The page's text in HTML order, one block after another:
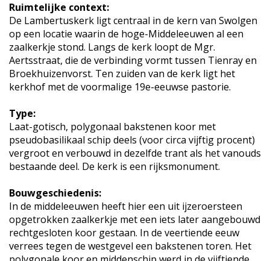
Ruimtelijke context:
De Lambertuskerk ligt centraal in de kern van Swolgen
op een locatie waarin de hoge-Middeleeuwen al een
zaalkerkje stond. Langs de kerk loopt de Mgr.
Aertsstraat, die de verbinding vormt tussen Tienray en
Broekhuizenvorst. Ten zuiden van de kerk ligt het
kerkhof met de voormalige 19e-eeuwse pastorie.
Type:
Laat-gotisch, polygonaal bakstenen koor met
pseudobasilikaal schip deels (voor circa vijftig procent)
vergroot en verbouwd in dezelfde trant als het vanouds
bestaande deel. De kerk is een rijksmonument.
Bouwgeschiedenis:
In de middeleeuwen heeft hier een uit ijzeroersteen
opgetrokken zaalkerkje met een iets later aangebouwd
rechtgesloten koor gestaan. In de veertiende eeuw
verrees tegen de westgevel een bakstenen toren. Het